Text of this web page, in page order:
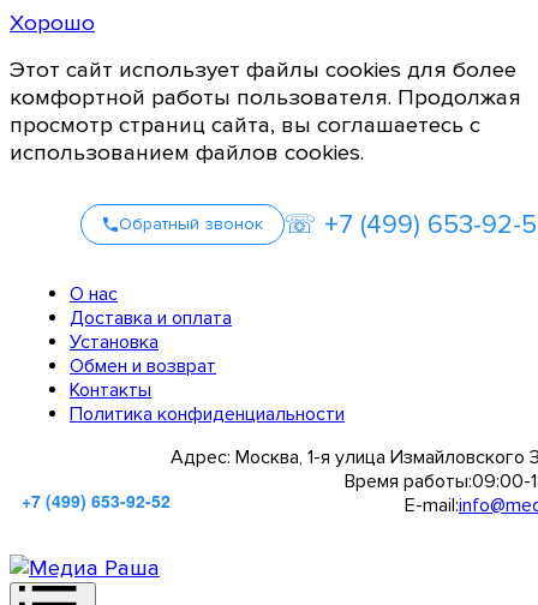
Хорошо
Этот сайт использует файлы cookies для более
комфортной работы пользователя. Продолжая
просмотр страниц сайта, вы соглашаетесь с
использованием файлов cookies.
Обратный звонок ☏ +7 (499) 653-92-
О нас
Доставка и оплата
Установка
Обмен и возврат
Контакты
Политика конфиденциальности
+7 (499) 653-92-52
Адрес: Москва, 1-я улица Измайловского
Время работы:09:00-
E-mail: